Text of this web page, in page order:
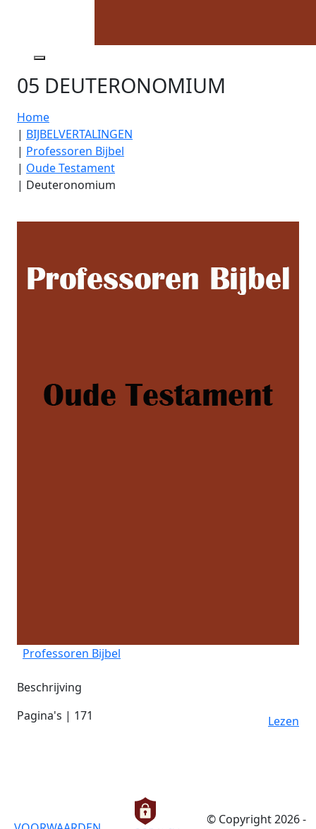
05 DEUTERONOMIUM
Home
| BIJBELVERTALINGEN
| Professoren Bijbel
| Oude Testament
| Deuteronomium
Professoren Bijbel
Beschrijving
Pagina's | 171
Lezen
© Copyright 2026 -